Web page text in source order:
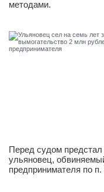
методами.
Перед судом
ульяновец,
предпринимателя по